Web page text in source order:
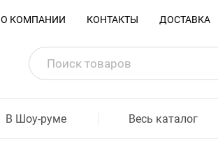
О КОМПАНИИ КОНТАКТЫ ДОСТАВКА
В Шоу-руме Весь каталог